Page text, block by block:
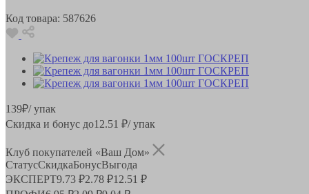
Код товара: 587626
139₽/ упак
Скидка и бонус до12.51 ₽/ упак
Клуб покупателей «Ваш Дом»
СтатусСкидкаБонусВыгода
ЭКСПЕРТ9.73 ₽2.78 ₽12.51 ₽